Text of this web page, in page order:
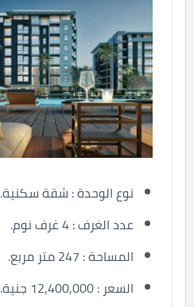
نوع الوحدة : شقة سكنية.
عدد الغرف : 4 غرف نوم.
المساحة : 247 متر مربع.
السعر : 12,400,000 جنية.